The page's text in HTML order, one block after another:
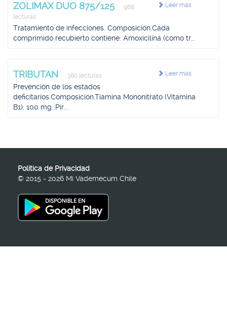
Leer más
ZOLIMAX DUO 875/125
968
lecturas
Tratamiento de infecciones. Composición.Cada
comprimido recubierto contiene: Amoxicilina (como tr...
Leer más
TRIBUTAN 380 lecturas
Prevención de los estados
deficitarios.Composición.Tiamina Mononitrato (Vitamina
B1): 100 mg. Pir...
Política de Privacidad
© 2015 - 2026 Mi Vademecum Chile